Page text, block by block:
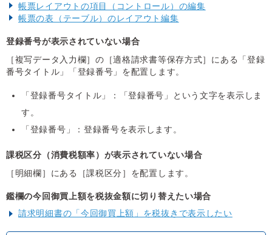
帳票レイアウトの項目（コントロール）の編集
帳票の表（テーブル）のレイアウト編集
登録番号が表示されていない場合
［複写データ入力欄］の［適格請求書等保存方式］にある「登録
番号タイトル」「登録番号」を配置します。
「登録番号タイトル」：「登録番号」という文字を表示しま
す。
「登録番号」：登録番号を表示します。
課税区分（消費税額率）が表示されていない場合
［明細欄］にある［課税区分］を配置します。
鑑欄の今回御買上額を税抜金額に切り替えたい場合
請求明細書の「今回御買上額」を税抜きで表示したい